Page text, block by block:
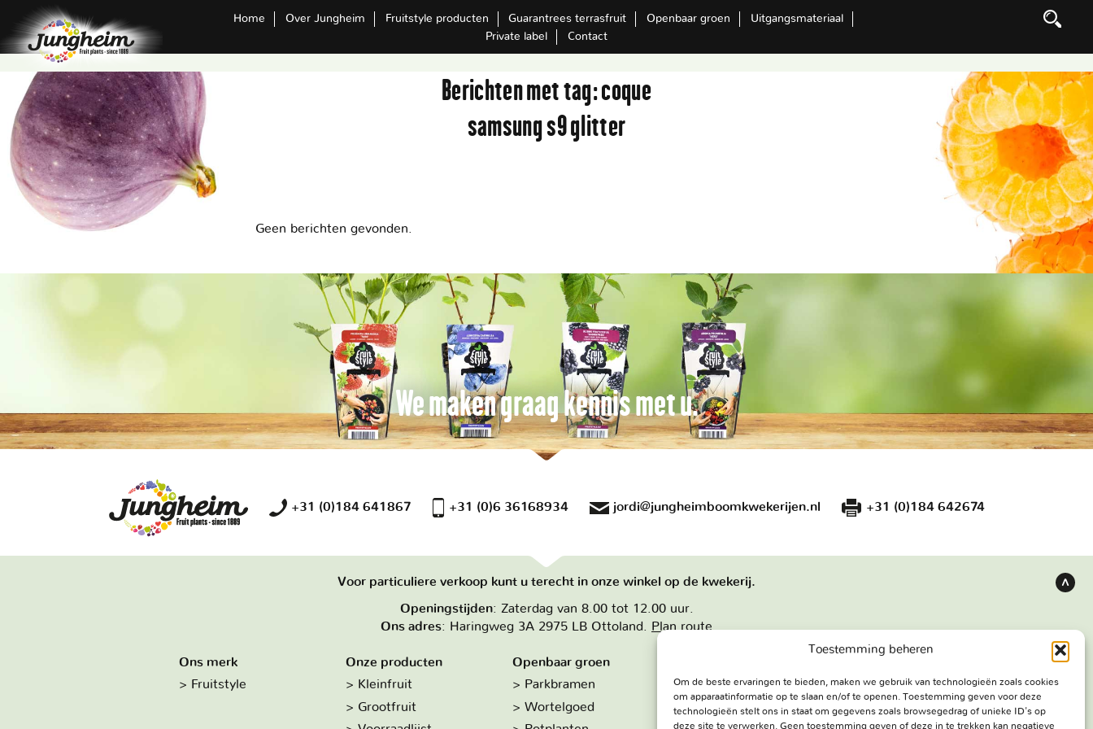
Toestemming beheren
Om de beste ervaringen te bieden, maken we gebruik van technologieën zoals cookies
om apparaatinformatie op te slaan en/of te openen. Toestemming geven voor deze
technologieën stelt ons in staat om gegevens zoals browsegedrag of unieke ID's op
deze site te verwerken. Geen toestemming geven of deze in te trekken kan negatieve
Home Over Jungheim Fruitstyle producten Guarantrees terrasfruit Openbaar groen
Uitgangsmateriaal
Private label
Contact
Berichten met tag:coque
samsung s9 glitter
Geen berichten gevonden.
We maken graag kennis met u.
+31 (0)184 641867 +31 (0)6 36168934 jordi@jungheimboomkwekerijen.nl +31 (0)184 642674
Voor particuliere verkoop kunt u terecht in onze winkel op de kwekerij.
Openingstijden: Zaterdag van 8.00 tot 12.00 uur.
Ons adres: Haringweg 3A 2975 LB Ottoland. Plan route
Ons merk
Fruitstyle
Onze producten
Kleinfruit
Grootfruit
Openbaar groen
Parkbramen
Wortelgoed
Hoe we werken
De kwekerij
Haringweg 3A
2975 LB Ottoland
boven